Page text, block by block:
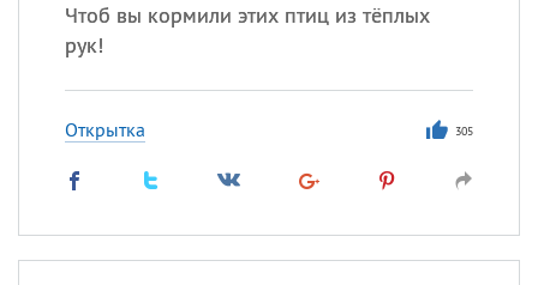
Чтоб вы кормили этих птиц из тёплых
рук!
Открытка 305